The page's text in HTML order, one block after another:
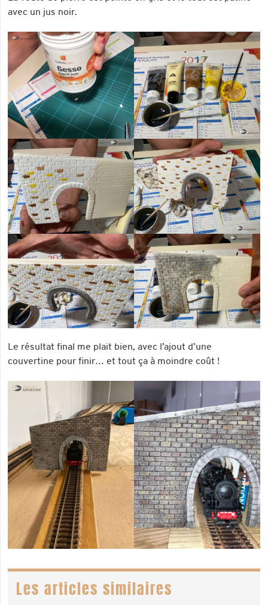
avec un jus noir.
Le résultat final me plait bien, avec l’ajout d’une
couvertine pour finir… et tout ça à moindre coût !
Les articles similaires